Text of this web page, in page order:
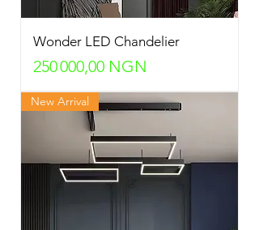
Wonder LED Chandelier
Prix
250 000,00 NGN
New Arrival